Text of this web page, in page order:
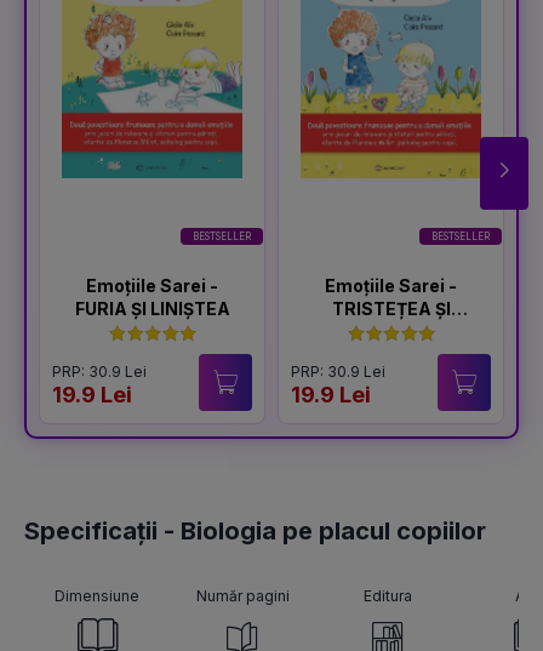
BESTSELLER
Emoțiile Sarei -
FURIA ȘI LINIȘTEA
PRP: 30.9 Lei
19.9 Lei
BESTSELLER
Emoțiile Sarei -
TRISTEȚEA ȘI
BUCURIA
PRP: 30.9 Lei
19.9 Lei
Specificații - Biologia pe placul copiilor
Dimensiune Număr pagini Editura